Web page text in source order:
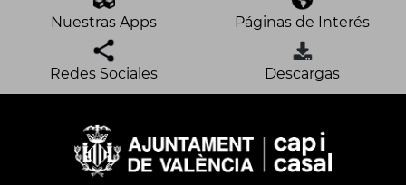
Nuestras Apps Páginas de Interés
Redes Sociales Descargas